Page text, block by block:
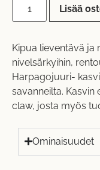
Lisää
Kipua lieventävä ja
nivelsärkyihin,
Harpagojuuri-
savanneilta. Kasvin
claw, josta myös
Ominaisuudet